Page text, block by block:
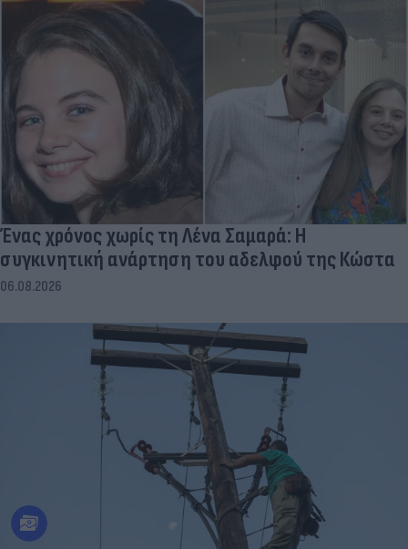
Ένας χρόνος χωρίς τη Λένα Σαμαρά: Η
συγκινητική ανάρτηση του αδελφού της Κώστα
06.08.2026